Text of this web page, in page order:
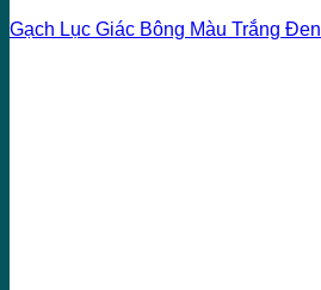
Gạch Lục Giác Bông Màu Trắng Đen